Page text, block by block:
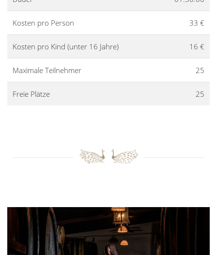
Kosten pro Person 33 €
Kosten pro Kind (unter 16 Jahre) 16 €
Maximale Teilnehmer 25
Freie Plätze 25